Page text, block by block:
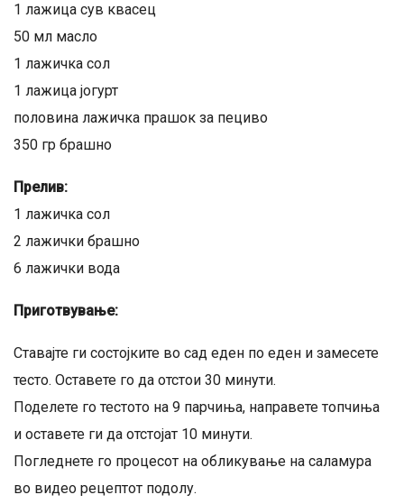
1 лажица сув квасец
50 мл масло
1 лажичка сол
1 лажица јогурт
половина лажичка прашок за пециво
350 гр брашно
Прелив:
1 лажичка сол
2 лажички брашно
6 лажички вода
Приготвување:
Ставајте ги состојките во сад еден по еден и замесете
тесто. Оставете го да отстои 30 минути.
Поделете го тестото на 9 парчиња, направете топчиња
и оставете ги да отстојат 10 минути.
Погледнете го процесот на обликување на саламура
во видео рецептот подолу.